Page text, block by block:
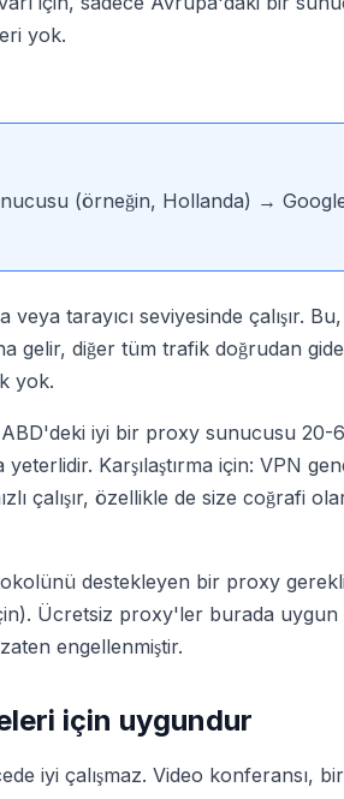
yok.
(örneğin, Hollanda) →
tarayıcı seviyesinde çalışır.
gelir, diğer tüm trafik doğrudan
yok.
iyi bir proxy sunucusu 20-
Karşılaştırma için: VPN
çalışır, özellikle de size coğrafi
destekleyen bir proxy
Ücretsiz proxy'ler burada
engellenmiştir.
için uygundur
iyi çalışmaz. Video konferansı,